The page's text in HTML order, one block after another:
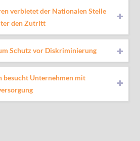
verbietet der Nationalen Stelle
den Zutritt
Schutz vor Diskriminierung
Unternehmen mit